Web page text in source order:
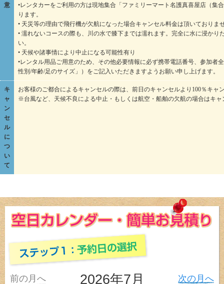
意
•レンタカーをご利用の方は現地集合「ファミリーマート名護真喜屋店（集
ります。
• 天災等の理由で飛行機が欠航になった場合キャンセル料金は頂いておりま
• 濡れないコースの際も、川の水で膝下までは濡れます。完全に水に浸かり
い。
• 天候や諸事情により中止になる可能性有り
•レンタル用品ご用意のため、その他必要情報に必ず携帯電話番号、参加者
性別/年齢/足のサイズ」）をご記入いただきますようお願い申し上げます。
キ
ャ
ン
セ
ル
に
つ
い
て
お客様のご都合によるキャンセルの際は、前日のキャンセルより100％キャ
※台風など、天候不良による中止・もしくは航空・船舶の欠航の場合はキ
前の月へ 次の月へ
2026年7月